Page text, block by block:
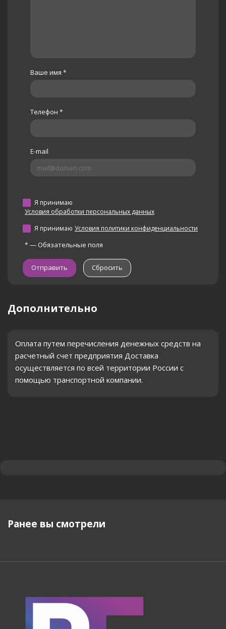
Ваше имя *
Телефон *
E-mail
Я принимаю
Условия обработки персональных данных
Я принимаю Условия политики конфиденциальности
* — Обязательные поля
Сбросить
Дополнительно
Оплата путем перечисления денежных средств на
расчетный счет предприятия Доставка
осуществляется по всей территории России с
помощью транспортной компании.
Ранее вы смотрели